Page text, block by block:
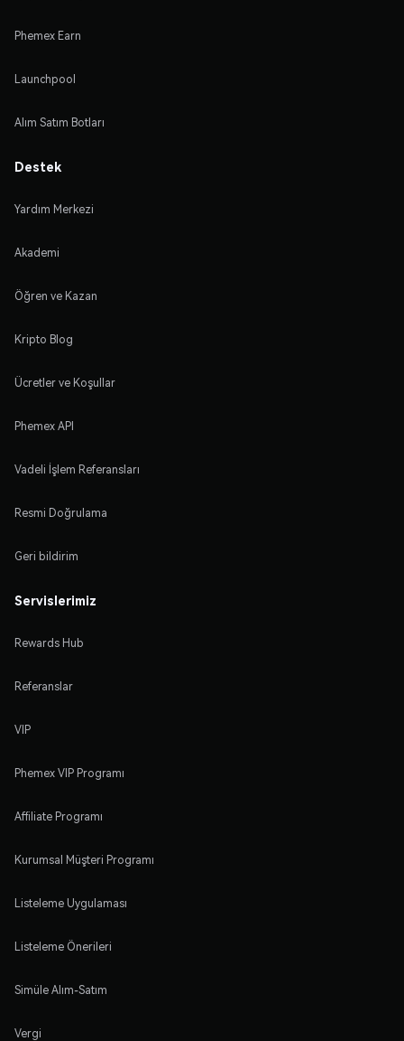
Phemex Earn
Launchpool
Alım Satım Botları
Destek
Yardım Merkezi
Akademi
Öğren ve Kazan
Kripto Blog
Ücretler ve Koşullar
Phemex API
Vadeli İşlem Referansları
Resmi Doğrulama
Geri bildirim
Servislerimiz
Rewards Hub
Referanslar
VIP
Phemex VIP Programı
Affiliate Programı
Kurumsal Müşteri Programı
Listeleme Uygulaması
Listeleme Önerileri
Simüle Alım-Satım
Vergi